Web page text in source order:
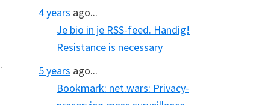
.
4 years ago...
Je bio in je RSS-feed. Handig!
Resistance is necessary
5 years ago...
Bookmark: net.wars: Privacy-